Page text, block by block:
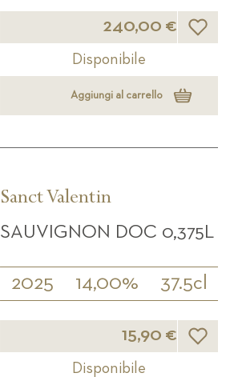
240,00 €
Disponibile
Aggiungi al carrello
Sanct Valentin
SAUVIGNON DOC 0,375L
2025 14,00% 37.5cl
15,90 € Lista
Disponibile